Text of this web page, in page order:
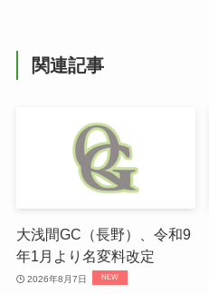
関連記事
大浅間GC（長野）、令和9
年1月より名変料改定
2026年8月7日